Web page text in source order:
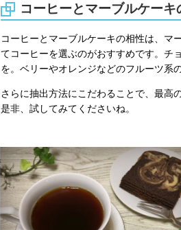
コーヒーとマーブルケー
コーヒーとマーブルケーキの相性は、マ
てコーヒーを選ぶのがおすすめです。チ
を。ベリーやオレンジなどのフルーツ系
さらに抽出方法にこだわることで、最高
是非、試してみてくださいね。